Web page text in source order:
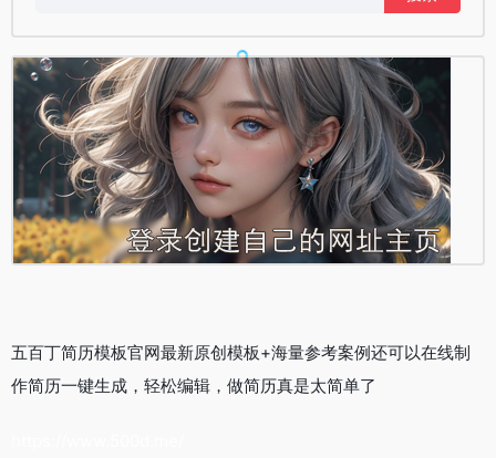
五百丁简历模板官网最新原创模板+海量参考案例还可以在线制
作简历一键生成，轻松编辑，做简历真是太简单了